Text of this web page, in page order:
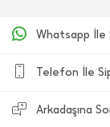
Whatsapp İle
Telefon İle
Arkadaşına